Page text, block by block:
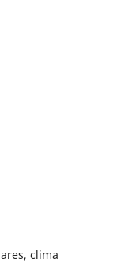
clima